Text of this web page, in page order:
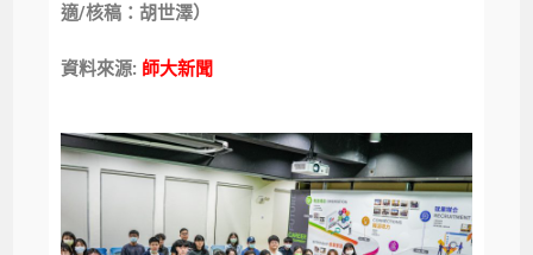
適/核稿：胡世澤）
資料來源: 師大新聞